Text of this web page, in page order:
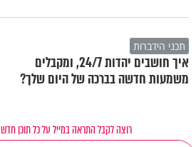
תכני הידברות
איך חושבים יהדות 24/7, ומקבלים
משמעות חדשה בברכה של היום שלך?
רוצה לקבל התראה במייל על כל תוכן